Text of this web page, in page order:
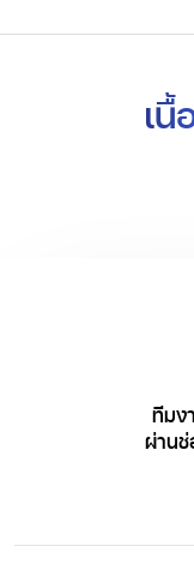
เนื้
ทีมง
ผ่านช่